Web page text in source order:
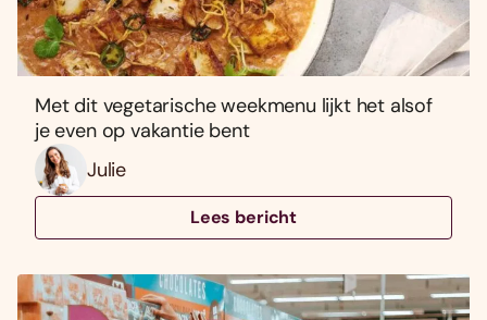
Met dit vegetarische weekmenu lijkt het alsof
je even op vakantie bent
Julie
Lees bericht